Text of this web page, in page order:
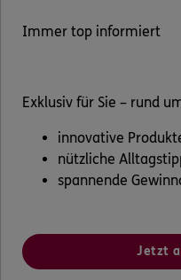
Immer top informiert
Exklusiv für Sie – rund
innovative
nützliche
spannende
Jetzt